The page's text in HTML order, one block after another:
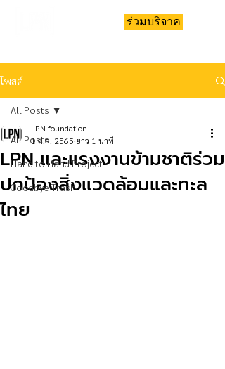
ร่วมบริจาค
โพสต์
All Posts
Hand to Hand Project
Goodbye Trash
All Posts
LPN และแรงงานข้ามชาติร่วม
ปกป้องสิ่งแวดล้อมและทะล
ไทย
LPN foundation
1 ต.ค. 2565 ยาว 1 นาที